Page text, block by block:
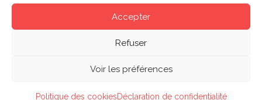
Accepter
Refuser
Voir les préférences
Politique des cookiesDéclaration de confidentialité
 
© 2021 Chepi Peinture - Tous droits réservés -
cookies